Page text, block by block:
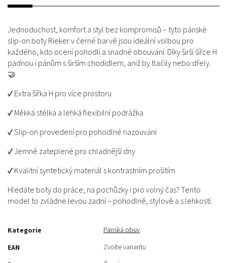
Jednoduchost, komfort a styl bez kompromisů – tyto pánské
slip-on boty Rieker v černé barvě jsou ideální volbou pro
každého, kdo ocení pohodlí a snadné obouvání. Díky širší šířce H
padnou i pánům s širším chodidlem, aniž by tlačily nebo dřely.
🤝
✔ Extra šířka H pro více prostoru
✔ Měkká stélka a lehká flexibilní podrážka
✔ Slip-on provedení pro pohodlné nazouvání
✔ Jemně zateplené pro chladnější dny
✔ Kvalitní syntetický materiál s kontrastním prošitím
Hledáte boty do práce, na pochůzky i pro volný čas? Tento
model to zvládne levou zadní – pohodlně, stylově a s lehkostí.
Kategorie
Pánská obuv
EAN
Zvolte variantu